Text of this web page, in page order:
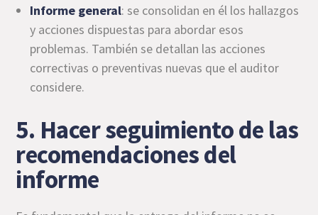
Informe general: se consolidan en él los hallazgos
y acciones dispuestas para abordar esos
problemas. También se detallan las acciones
correctivas o preventivas nuevas que el auditor
considere.
5. Hacer seguimiento de las
recomendaciones del
informe